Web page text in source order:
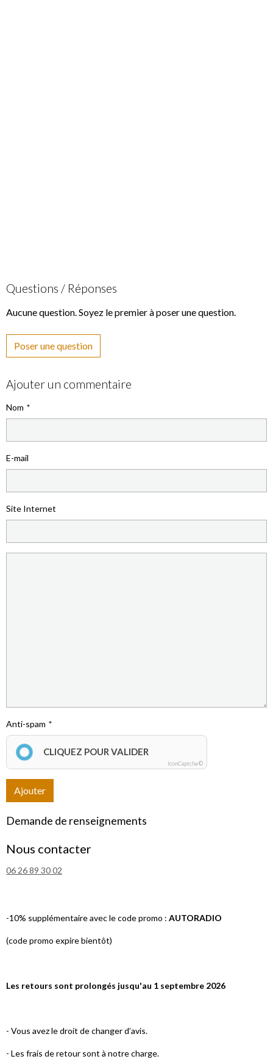
Questions / Réponses
Aucune question. Soyez le premier à poser une question.
Poser une question
Ajouter un commentaire
Nom
E-mail
Site Internet
Anti-spam
CLIQUEZ POUR VALIDER
IconCaptcha ©
Ajouter
Demande de renseignements
Nous contacter
06 26 89 30 02
-10% supplémentaire avec le code promo : AUTORADIO
(code promo expire bientôt)
Les retours sont prolongés jusqu'au 1 septembre 2026
- Vous avez le droit de changer d’avis.
- Les frais de retour sont à notre charge.